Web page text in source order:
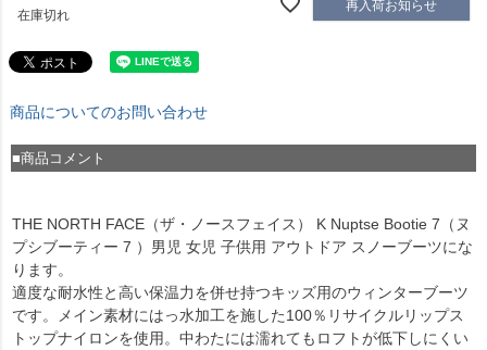
在庫切れ
再入荷お知らせ
商品についてのお問い合わせ
■商品コメント
THE NORTH FACE（ザ・ノースフェイス） K Nuptse Bootie 7（ヌ
プシブーティー 7 ）男児 女児 子供用 アウトドア スノーブーツにな
ります。
適度な耐水性と高い保温力を併せ持つキッズ用のウィンターブーツ
です。メイン素材にはっ水加工を施した100％リサイクルリップス
トップナイロンを使用。中わたには濡れてもロフトが低下しにくい